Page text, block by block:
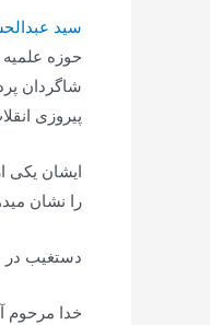
سید
حوزه
شاگردان
پیروزی
ایشان یکی
را نشان
دستغیب در سال ۱۳۶۰، در جریان حمله تروریستی گروهک منافقین، به شهادت رسید و
خدا مرحوم